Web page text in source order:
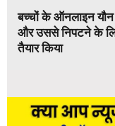
बच्चों के ऑनलाइन
और उससे निपटने के
तैयार किया